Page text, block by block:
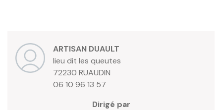
ARTISAN DUAULT
lieu dit les queutes
72230 RUAUDIN
06 10 96 13 57
Dirigé par